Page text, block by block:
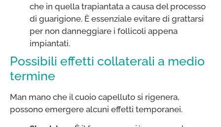
che in quella trapiantata a causa del processo
di guarigione. È essenziale evitare di grattarsi
per non danneggiare i follicoli appena
impiantati.
Possibili effetti collaterali a medio
termine
Man mano che il cuoio capelluto si rigenera,
possono emergere alcuni effetti temporanei.